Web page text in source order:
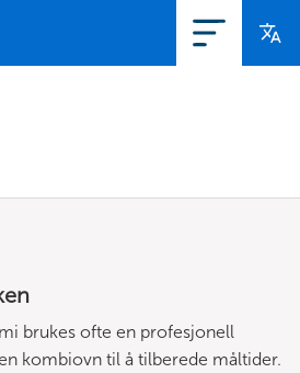
brukes ofte en profesjonell
kombiovn til å tilberede måltider.